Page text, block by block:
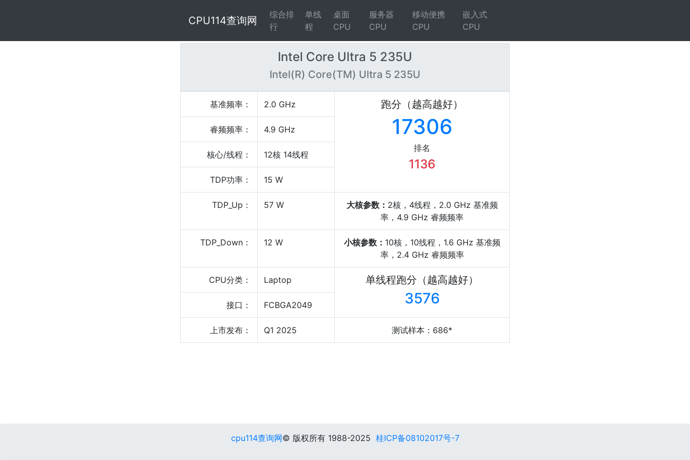
CPU114查询网
综合排
行
单线
程
桌面
CPU
服务器
CPU
移动便携
CPU
嵌入式
CPU
Intel Core Ultra 5 235U
Intel(R) Core(TM) Ultra 5 235U
基准频率： 2.0 GHz 跑分（越高越好）
17306
排名
1136
睿频频率： 4.9 GHz
核心/线程： 12核 14线程
TDP功率： 15 W
TDP_Up： 57 W 大核参数： 2核，4线程，2.0 GHz 基准频
率，4.9 GHz 睿频频率
TDP_Down： 12 W 小核参数： 10核，10线程，1.6 GHz 基准频
率，2.4 GHz 睿频频率
CPU分类： Laptop 单线程跑分（越高越好）
3576
接口： FCBGA2049
上市发布： Q1 2025 测试样本：686*
cpu114查询网© 版权所有 1988-2025 桂ICP备08102017号-7